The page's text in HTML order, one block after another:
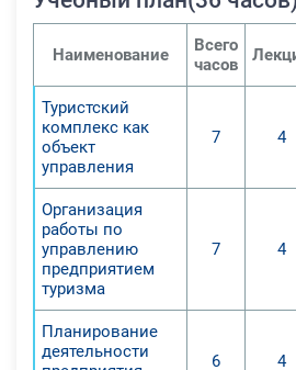
Формирование
управления
практических
управления в
должны
Наименование
Всего
часов
Туристский
комплекс как
объект
управления
7 4
Организация
работы по
управлению
предприятием
туризма
7 4
Планирование
деятельности
6 4